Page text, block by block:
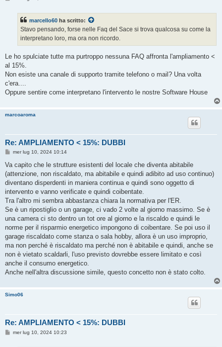
marcello60 ha scritto:
Stavo pensando, forse nelle Faq del Sace si trova qualcosa su come la
interpretano loro, ma ora non ricordo.
Le ho spulciate tutte ma purtroppo nessuna FAQ affronta l'ampliamento <
al 15%.
Non esiste una canale di supporto tramite telefono o mail? Una volta
c'era....
Oppure sentire come interpretano l'intervento le nostre Software House
marcoaroma
Re: AMPLIAMENTO < 15%: DUBBI
M
s
a
g
i
o
mer lug 10, 2024 10:14
Va capito che le strutture esistenti del locale che diventa abitabile
(attenzione, non riscaldato, ma abitabile e quindi adibito ad uso continuo)
diventano disperdenti in maniera continua e quindi sono oggetto di
intervento e vanno verificate e quindi coibentate.
Tra l'altro mi sembra abbastanza chiara la normativa per l'ER.
Se è un ripostiglio o un garage, ci vado 2 volte al giorno massimo. Se è
una camera ci sto dentro un tot ore al giorno e la riscaldo e quindi le
norme per il risparmio energetico impongono di coibentare. Se poi uso il
garage riscaldato come stanza o sala hobby, allora è un uso improprio,
ma non perché è riscaldato ma perché non è abitabile e quindi, anche se
non è vietato scaldarli, l'uso previsto dovrebbe essere limitato e così
anche il consumo energetico.
Anche nell'altra discussione simile, questo concetto non è stato colto.
Simo06
Re: AMPLIAMENTO < 15%: DUBBI
Mmer lug 10, 2024 10:23